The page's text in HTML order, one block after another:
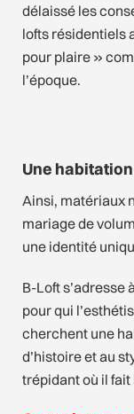
délaissé les
lofts résidentiels
pour plaire »
l’époque.
Une
Ainsi, matériaux
mariage de
une identité
B-Loft s’adresse
pour qui
cherchent une
d’histoire et au
trépidant où il